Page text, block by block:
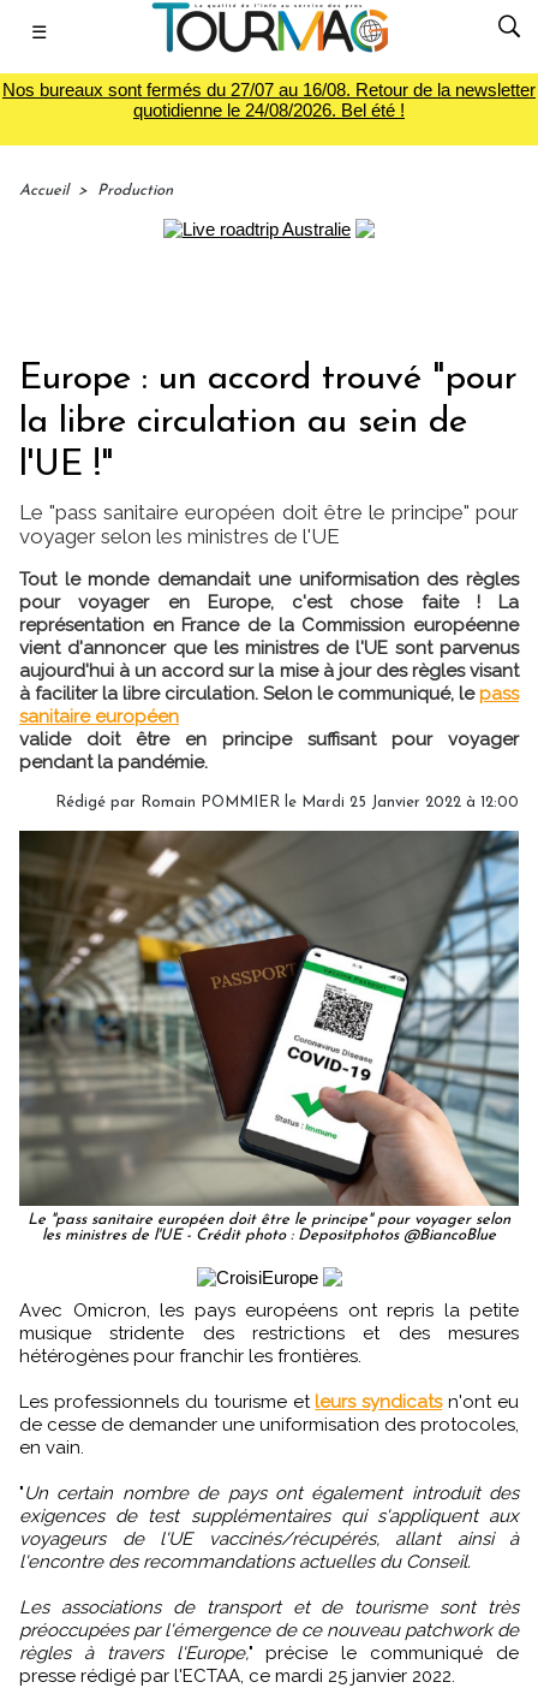
☰
Nos bureaux sont fermés du 27/07 au 16/08. Retour de la newsletter
quotidienne le 24/08/2026. Bel été !
Accueil > Production
Europe : un accord trouvé "pour
la libre circulation au sein de
l'UE !"
Le "pass sanitaire européen doit être le principe" pour
voyager selon les ministres de l'UE
Tout le monde demandait une uniformisation des règles
pour voyager en Europe, c'est chose faite ! La
représentation en France de la Commission européenne
vient d'annoncer que les ministres de l'UE sont parvenus
aujourd'hui à un accord sur la mise à jour des règles visant
à faciliter la libre circulation. Selon le communiqué, lepass
sanitaire européen
valide doit être en principe suffisant pour voyager
pendant la pandémie.
Rédigé par Romain POMMIER le Mardi 25 Janvier 2022 à 12:00
Le "pass sanitaire européen doit être le principe" pour voyager selon
les ministres de l'UE - Crédit photo : Depositphotos @BiancoBlue
Avec Omicron, les pays européens ont repris la petite
musique stridente des restrictions et des mesures
hétérogènes pour franchir les frontières.
Les professionnels du tourisme etleurs syndicatsn'ont eu
de cesse de demander une uniformisation des protocoles,
en vain.
"Un certain nombre de pays ont également introduit des
exigences de test supplémentaires qui s'appliquent aux
voyageurs de l'UE vaccinés/récupérés, allant ainsi à
l'encontre des recommandations actuelles du Conseil.
Les associations de transport et de tourisme sont très
préoccupées par l'émergence de ce nouveau patchwork de
règles à travers l'Europe," précise le communiqué de
presse rédigé par l'ECTAA, ce mardi 25 janvier 2022.